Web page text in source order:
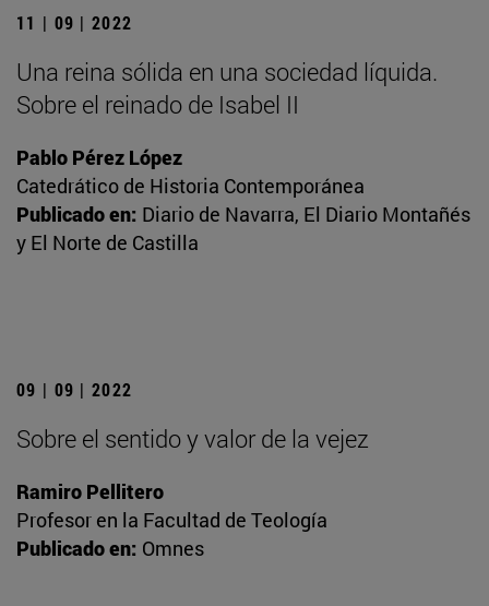
11 | 09 | 2022
Una reina sólida en una sociedad líquida.
Sobre el reinado de Isabel II
Pablo Pérez López
Catedrático de Historia Contemporánea
Publicado en: Diario de Navarra, El Diario Montañés
y El Norte de Castilla
09 | 09 | 2022
Sobre el sentido y valor de la vejez
Ramiro Pellitero
Profesor en la Facultad de Teología
Publicado en: Omnes